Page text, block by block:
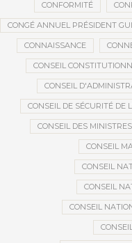
CONFORMITÉ
CONGÉ ANNUEL PRÉSIDENT
CONNAISSANCE
CONSEIL
CONSEIL
CONSEIL DE SÉCURITÉ DE
CONSEIL DES MINISTRES
CONSEIL
CONSEIL
CONSEIL
CONSEIL